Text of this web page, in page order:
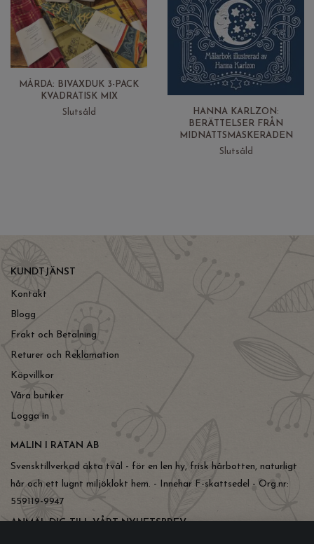
MÅRDA: BIVAXDUK 3-PACK
KVADRATISK MIX
Slutsåld
HANNA KARLZON:
BERÄTTELSER FRÅN
MIDNATTSMASKERADEN
Slutsåld
KUNDTJÄNST
Kontakt
Blogg
Frakt och Betalning
Returer och Reklamation
Köpvillkor
Våra butiker
Logga in
MALIN I RATAN AB
Svensktillverkad äkta tvål - för en len hy, frisk hårbotten, naturligt
hår och ett lugnt miljöklokt hem. - Innehar F-skattsedel - Org.nr:
559119-9947
ANMÄL DIG TILL VÅRT NYHETSBREV